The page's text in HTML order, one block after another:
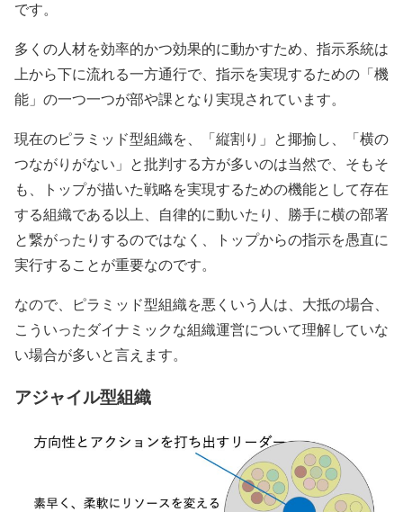
です。
多くの人材を効率的かつ効果的に動かすため、指示系統は
上から下に流れる一方通行で、指示を実現するための「機
能」の一つ一つが部や課となり実現されています。
現在のピラミッド型組織を、「縦割り」と揶揄し、「横の
つながりがない」と批判する方が多いのは当然で、そもそ
も、トップが描いた戦略を実現するための機能として存在
する組織である以上、自律的に動いたり、勝手に横の部署
と繋がったりするのではなく、トップからの指示を愚直に
実行することが重要なのです。
なので、ピラミッド型組織を悪くいう人は、大抵の場合、
こういったダイナミックな組織運営について理解していな
い場合が多いと言えます。
アジャイル型組織